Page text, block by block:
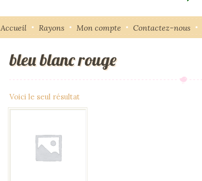
Accueil Rayons Mon compte Contactez-nous
bleu blanc rouge
Voici le seul résultat